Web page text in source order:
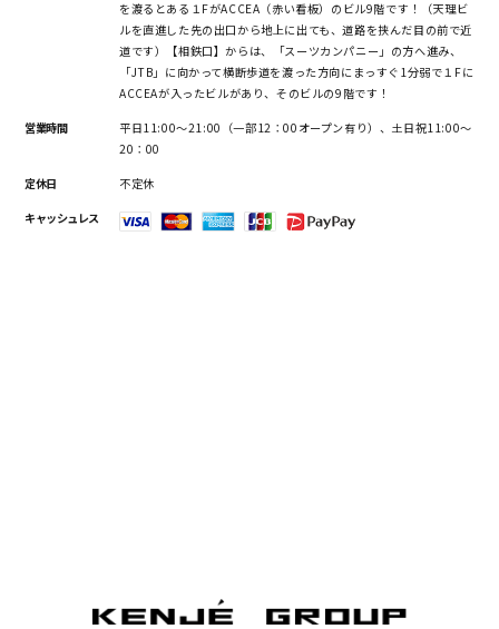
を渡るとある１FがACCEA（赤い看板）のビル9階です！（天理ビ
ルを直進した先の出口から地上に出ても、道路を挟んだ目の前で近
道です）【相鉄口】からは、「スーツカンパニー」の方へ進み、
「JTB」に向かって横断歩道を渡った方向にまっすぐ1分弱で１Fに
ACCEAが入ったビルがあり、そのビルの9階です！
営業時間
平日11:00～21:00（一部12：00オープン有り）、土日祝11:00～
20：00
定休日 不定休
キャッシュレス